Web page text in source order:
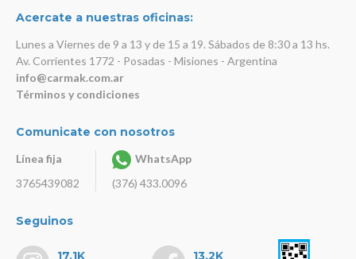
Acercate a nuestras oficinas:
Lunes a Viernes de 9 a 13 y de 15 a 19. Sábados de 8:30 a 13 hs.
Av. Corrientes 1772 - Posadas - Misiones - Argentina
info@carmak.com.ar
Términos y condiciones
Comunicate con nosotros
Línea fija
3765439082
WhatsApp
(376) 433.0096
Seguinos
17.1K 13.2K